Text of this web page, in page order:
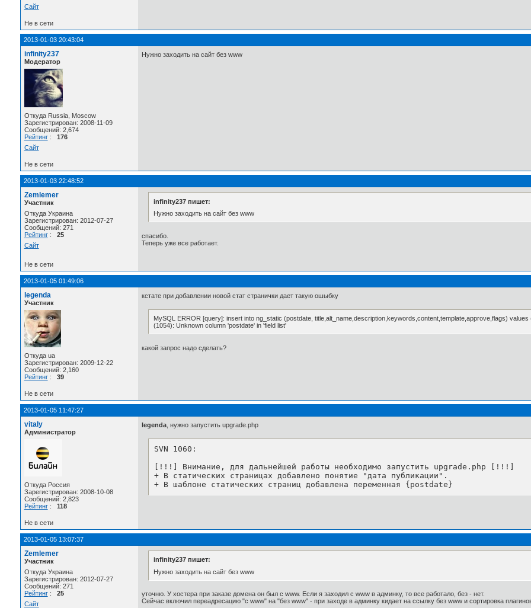
Сайт
Не в сети
2013-01-03 20:43:04
infinity237
Модератор
Откуда Russia, Moscow
Зарегистрирован: 2008-11-09
Сообщений: 2,674
Рейтинг: 176
Сайт
Нужно заходить на сайт без www
Не в сети
2013-01-03 22:48:52
Zemlemer
Участник
Откуда Украина
Зарегистрирован: 2012-07-27
Сообщений: 271
Рейтинг: 25
Сайт
infinity237 пишет:
Нужно заходить на сайт без www
спасибо.
Теперь уже все работает.
Не в сети
2013-01-05 01:49:06
legenda
Участник
Откуда ua
Зарегистрирован: 2009-12-22
Сообщений: 2,160
Рейтинг: 39
кстате при добавлении новой стат странички дает такую ошыбку
MySQL ERROR [query]: insert into ng_static (postdate, title,alt_name,description,keywords,content,template,approve,flags)
(1054): Unknown column 'postdate' in 'field list'
какой запрос надо сделать?
Не в сети
2013-01-05 11:47:27
vitaly
Администратор
Откуда Россия
Зарегистрирован: 2008-10-08
Сообщений: 2,823
Рейтинг: 118
legenda, нужно запустить upgrade.php
SVN 1060:
[!!!] Внимание, для дальнейшей работы необходимо запустить upgrade.php [!!!]
+ В статических страницах добавлено понятие "дата публикации".
+ В шаблоне статических страниц добавлена переменная {postdate}
Не в сети
2013-01-05 13:07:37
Zemlemer
Участник
Откуда Украина
Зарегистрирован: 2012-07-27
Сообщений: 271
Рейтинг: 25
Сайт
infinity237 пишет:
Нужно заходить на сайт без www
уточню. У хостера при заказе домена он был с www. Если я заходил с www в админку, то все работало, без - нет.
Сейчас включил переадресацию "с www" на "без www" - при заходе в админку кидает на ссылку без www и сортировка